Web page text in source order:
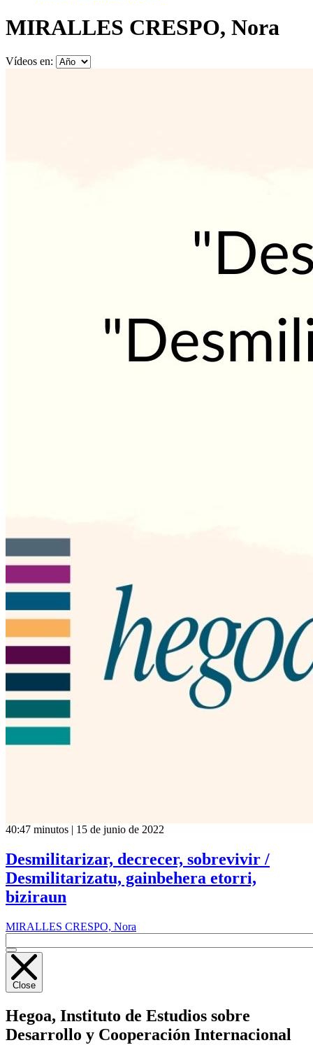
MIRALLES CRESPO, Nora
Vídeos en:
40:47 minutos | 15 de junio de 2022
Desmilitarizar, decrecer, sobrevivir /
Desmilitarizatu, gainbehera etorri,
biziraun
MIRALLES CRESPO, Nora
Close
Hegoa, Instituto de Estudios sobre
Desarrollo y Cooperación Internacional